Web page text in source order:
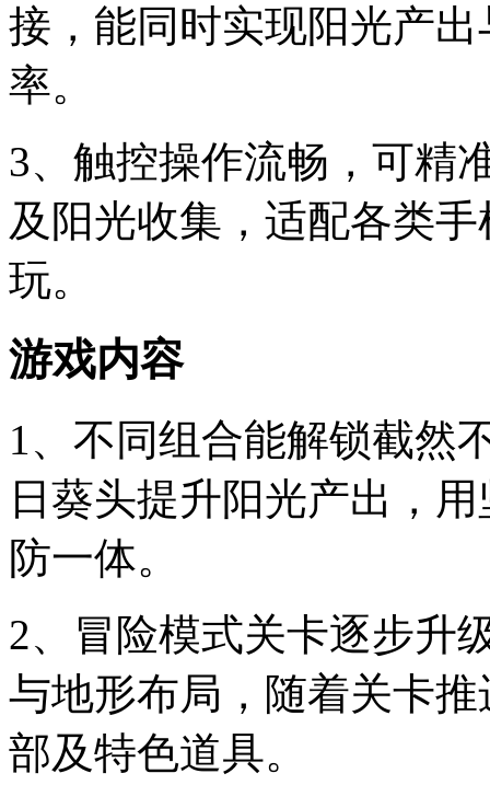
接，能同时实现阳光产
率。
3、触控操作流畅，可精
及阳光收集，适配各类
玩。
游戏内容
1、不同组合能解锁截然
日葵头提升阳光产出，
防一体。
2、冒险模式关卡逐步升
与地形布局，随着关卡
部及特色道具。